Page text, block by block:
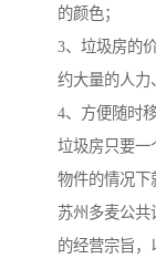
的颜色；
3、垃圾房的
约大量的人力
4、方便随时
垃圾房只要一
物件的情况下
苏州多麦公共
的经营宗旨，